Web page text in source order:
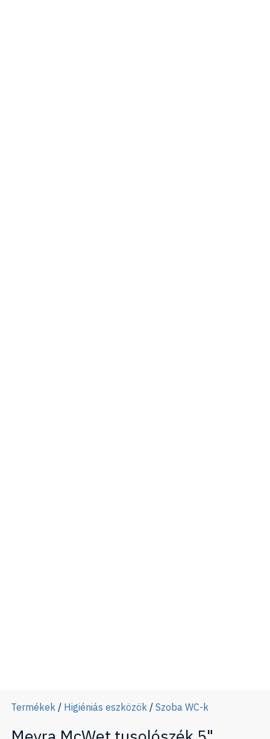
Termékek / Higiéniás eszközök / Szoba WC-k